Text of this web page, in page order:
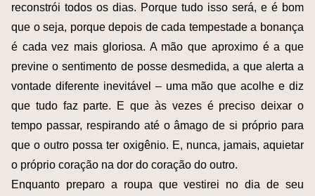
reconstrói todos os dias. Porque tudo isso será, e é bom
que o seja, porque depois de cada tempestade a bonança
é cada vez mais gloriosa. A mão que aproximo é a que
previne o sentimento de posse desmedida, a que alerta a
vontade diferente inevitável – uma mão que acolhe e diz
que tudo faz parte. E que às vezes é preciso deixar o
tempo passar, respirando até o âmago de si próprio para
que o outro possa ter oxigênio. E, nunca, jamais, aquietar
o próprio coração na dor do coração do outro.
Enquanto preparo a roupa que vestirei no dia de seu